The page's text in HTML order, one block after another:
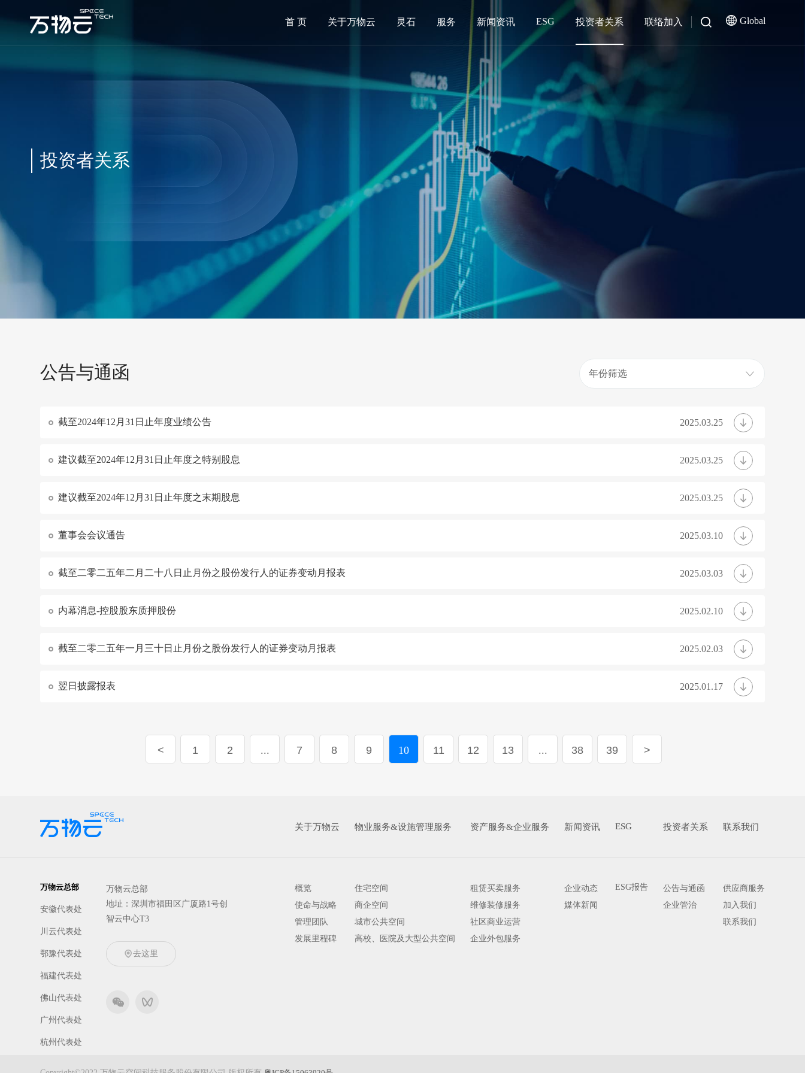
首 页 关于万物云 灵石 服务 新闻资讯 ESG 投资者关系 联络加入 Global
投资者关系
公告与通函 年份筛选
截至2024年12月31日止年度业绩公告 2025.03.25
建议截至2024年12月31日止年度之特别股息 2025.03.25
建议截至2024年12月31日止年度之末期股息 2025.03.25
董事会会议通告 2025.03.10
截至二零二五年二月二十八日止月份之股份发行人的证券变动月报表 2025.03.03
内幕消息-控股股东质押股份 2025.02.10
截至二零二五年一月三十日止月份之股份发行人的证券变动月报表 2025.02.03
翌日披露报表 2025.01.17
1 2 ... 7 8 9 10 11 12 13 ... 38 39
万物云总部
安徽代表处
川云代表处
鄂豫代表处
福建代表处
佛山代表处
广州代表处
杭州代表处
万物云总部
地址：深圳市福田区广厦路1号创
智云中心T3
去这里
关于万物云
概览
使命与战略
管理团队
发展里程碑
物业服务&设施管理服务
住宅空间
商企空间
城市公共空间
高校、医院及大型公共空间
资产服务&企业服务
租赁买卖服务
维修装修服务
社区商业运营
企业外包服务
新闻资讯
企业动态
媒体新闻
ESG
ESG报告
投资者关系
公告与通函
企业管治
联系我们
供应商服务
加入我们
联系我们